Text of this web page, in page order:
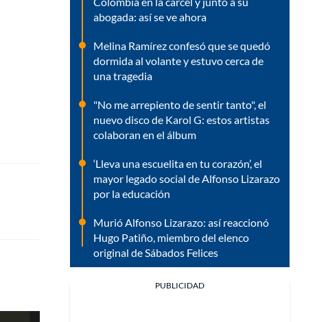
abogada: así se ve ahora
Melina Ramírez confesó que se quedó
dormida al volante y estuvo cerca de
una tragedia
"No me arrepiento de sentir tanto", el
nuevo disco de Karol G: estos artistas
colaboran en el álbum
‘Lleva una escuelita en tu corazón’, el
mayor legado social de Alfonso Lizarazo
por la educación
Murió Alfonso Lizarazo: así reaccionó
Hugo Patiño, miembro del elenco
original de Sábados Felices
PUBLICIDAD